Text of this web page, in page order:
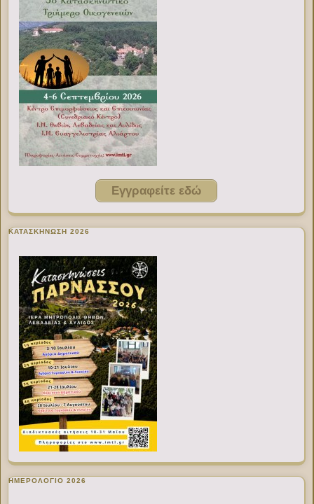
Εγγραφείτε εδώ
ΚΑΤΑΣΚΗΝΩΣΗ 2026
ΗΜΕΡΟΛΟΓΙΟ 2026